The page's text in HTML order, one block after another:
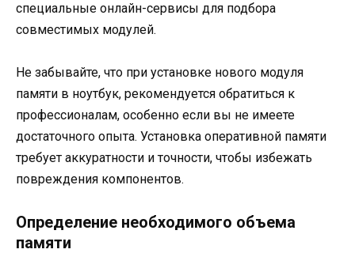
специальные онлайн-сервисы для подбора
совместимых модулей.
Не забывайте, что при установке нового модуля
памяти в ноутбук, рекомендуется обратиться к
профессионалам, особенно если вы не имеете
достаточного опыта. Установка оперативной памяти
требует аккуратности и точности, чтобы избежать
повреждения компонентов.
Определение необходимого объема
памяти